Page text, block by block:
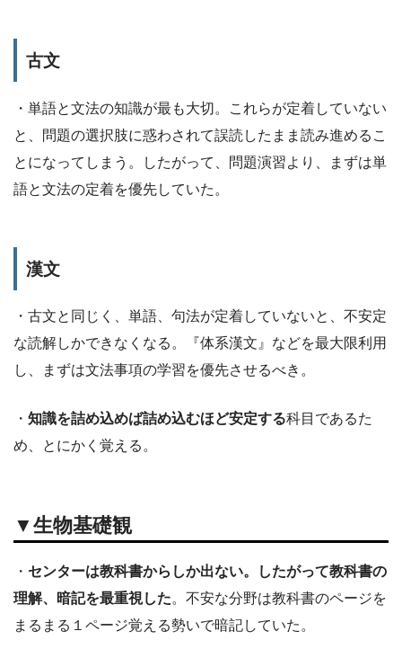
古文
・単語と文法の知識が最も大切。これらが定着していない
と、問題の選択肢に惑わされて誤読したまま読み進めるこ
とになってしまう。したがって、問題演習より、まずは単
語と文法の定着を優先していた。
漢文
・古文と同じく、単語、句法が定着していないと、不安定
な読解しかできなくなる。『体系漢文』などを最大限利用
し、まずは文法事項の学習を優先させるべき。
・ 知識を詰め込めば詰め込むほど安定する科目であるた
め、とにかく覚える。
▼生物基礎観
・ センターは教科書からしか出ない。したがって教科書の
理解、暗記を最重視した。不安な分野は教科書のページを
まるまる１ページ覚える勢いで暗記していた。